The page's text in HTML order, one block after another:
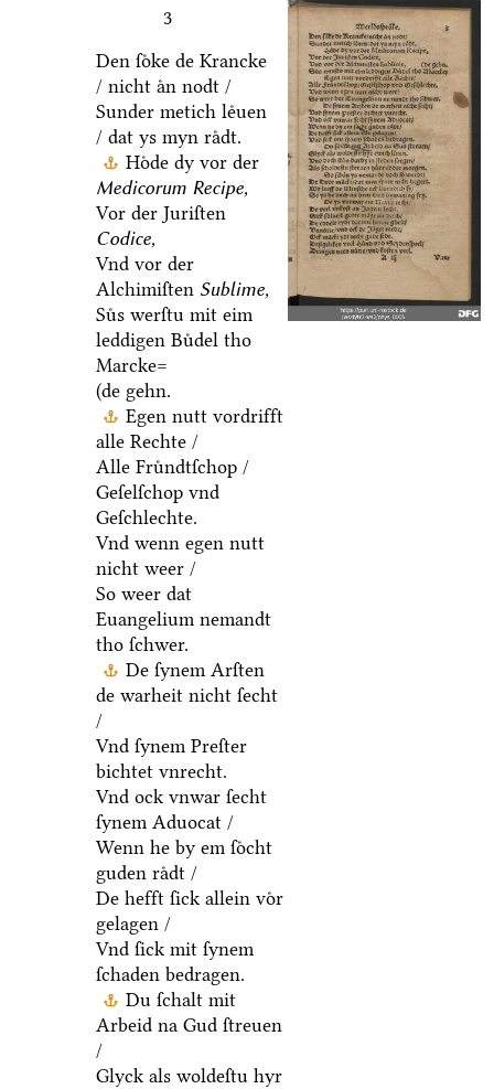
3
Den ſoͤke de Krancke
/ nicht aͤn nodt /
Sunder metich leͤuen
/ dat ys myn raͤdt.
Hoͤde dy vor der
Medicorum Recipe,
Vor der Juriſten
Codice,
Vnd vor der
Alchimiſten Sublime,
Suͤs werſtu mit eim
leddigen Buͤdel tho
Marcke=
(de gehn.
Egen nutt vordrifft
alle Rechte /
Alle Fruͤndtſchop /
Geſelſchop vnd
Geſchlechte.
Vnd wenn egen nutt
nicht weer /
So weer dat
Euangelium nemandt
tho ſchwer.
De ſynem Arſten
de warheit nicht ſecht
/
Vnd ſynem Preſter
bichtet vnrecht.
Vnd ock vnwar ſecht
ſynem Aduocat /
Wenn he by em ſoͤcht
guden raͤdt /
De hefft ſick allein voͤr
gelagen /
Vnd ſick mit ſynem
ſchaden bedragen.
Du ſchalt mit
Arbeid na Gud ſtreuen
/
Glyck als woldeſtu hyr